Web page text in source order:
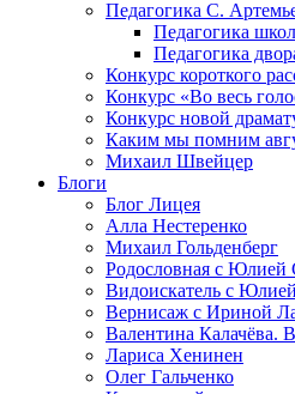
Педагогика С.
Педагогика
Педагогика
Конкурс короткого
Конкурс «Во весь
Конкурс новой
Каким мы помним
Михаил Швейцер
Блоги
Блог Лицея
Алла Нестеренко
Михаил Гольденберг
Родословная с Юлией
Видоискатель с
Вернисаж с Ириной
Валентина Калачёва.
Лариса Хенинен
Олег Гальченко